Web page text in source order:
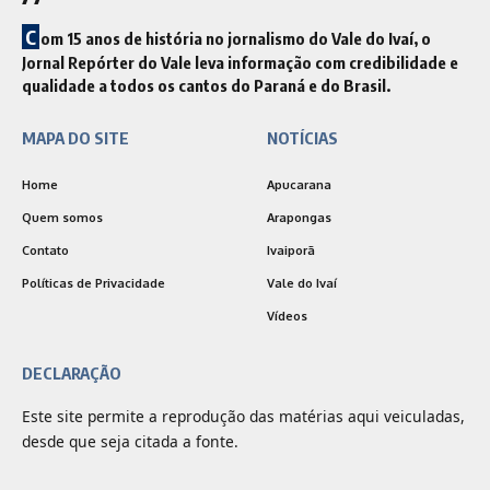
C om 15 anos de história no jornalismo do Vale do Ivaí, o
Jornal Repórter do Vale leva informação com credibilidade e
qualidade a todos os cantos do Paraná e do Brasil.
MAPA DO SITE
Home
Quem somos
Contato
Políticas de Privacidade
NOTÍCIAS
Apucarana
Arapongas
Ivaiporã
Vale do Ivaí
Vídeos
DECLARAÇÃO
Este site permite a reprodução das matérias aqui veiculadas,
desde que seja citada a fonte.